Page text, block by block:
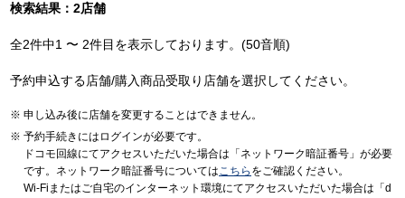
検索結果：2店舗
全2件中1 〜 2件目を表示しております。(50音順)
予約申込する店舗/購入商品受取り店舗を選択してください。
申し込み後に店舗を変更することはできません。
予約手続きにはログインが必要です。
ドコモ回線にてアクセスいただいた場合は「ネットワーク暗証番号」が必要
です。ネットワーク暗証番号についてはこちら をご確認ください。
Wi-Fiまたはご自宅のインターネット環境にてアクセスいただいた場合は「d